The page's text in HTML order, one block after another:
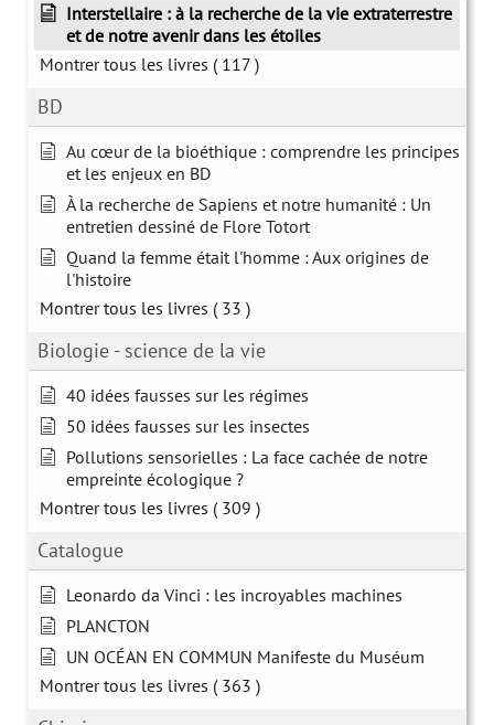
Interstellaire : à la recherche de la vie extraterrestre
et de notre avenir dans les étoiles
Montrer tous les livres ( 117 )
BD
Au cœur de la bioéthique : comprendre les principes
et les enjeux en BD
À la recherche de Sapiens et notre humanité : Un
entretien dessiné de Flore Totort
Quand la femme était l'homme : Aux origines de
l'histoire
Montrer tous les livres ( 33 )
Biologie - science de la vie
40 idées fausses sur les régimes
50 idées fausses sur les insectes
Pollutions sensorielles : La face cachée de notre
empreinte écologique ?
Montrer tous les livres ( 309 )
Catalogue
Leonardo da Vinci : les incroyables machines
PLANCTON
UN OCÉAN EN COMMUN Manifeste du Muséum
Montrer tous les livres ( 363 )